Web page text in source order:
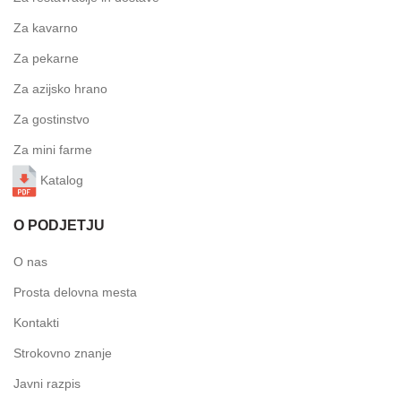
Za kavarno
Za pekarne
Za azijsko hrano
Za gostinstvo
Za mini farme
Katalog
O PODJETJU
O nas
Prosta delovna mesta
Kontakti
Strokovno znanje
Javni razpis